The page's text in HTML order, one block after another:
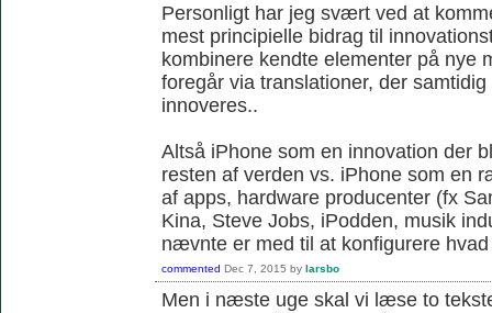
Personligt har jeg svært ved at
mest principielle bidrag til
kombinere kendte elementer på nye
foregår via translationer, der
innoveres..
Altså iPhone som en innovation der
resten af verden vs. iPhone som en
af apps, hardware producenter (fx
Kina, Steve Jobs, iPodden, musik
nævnte er med til at konfigurere
commented Dec 7, 2015 by larsbo
Men i næste uge skal vi læse to